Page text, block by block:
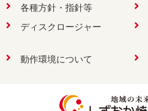
各種方針・指針等
ディスクロージャー
動作環境について